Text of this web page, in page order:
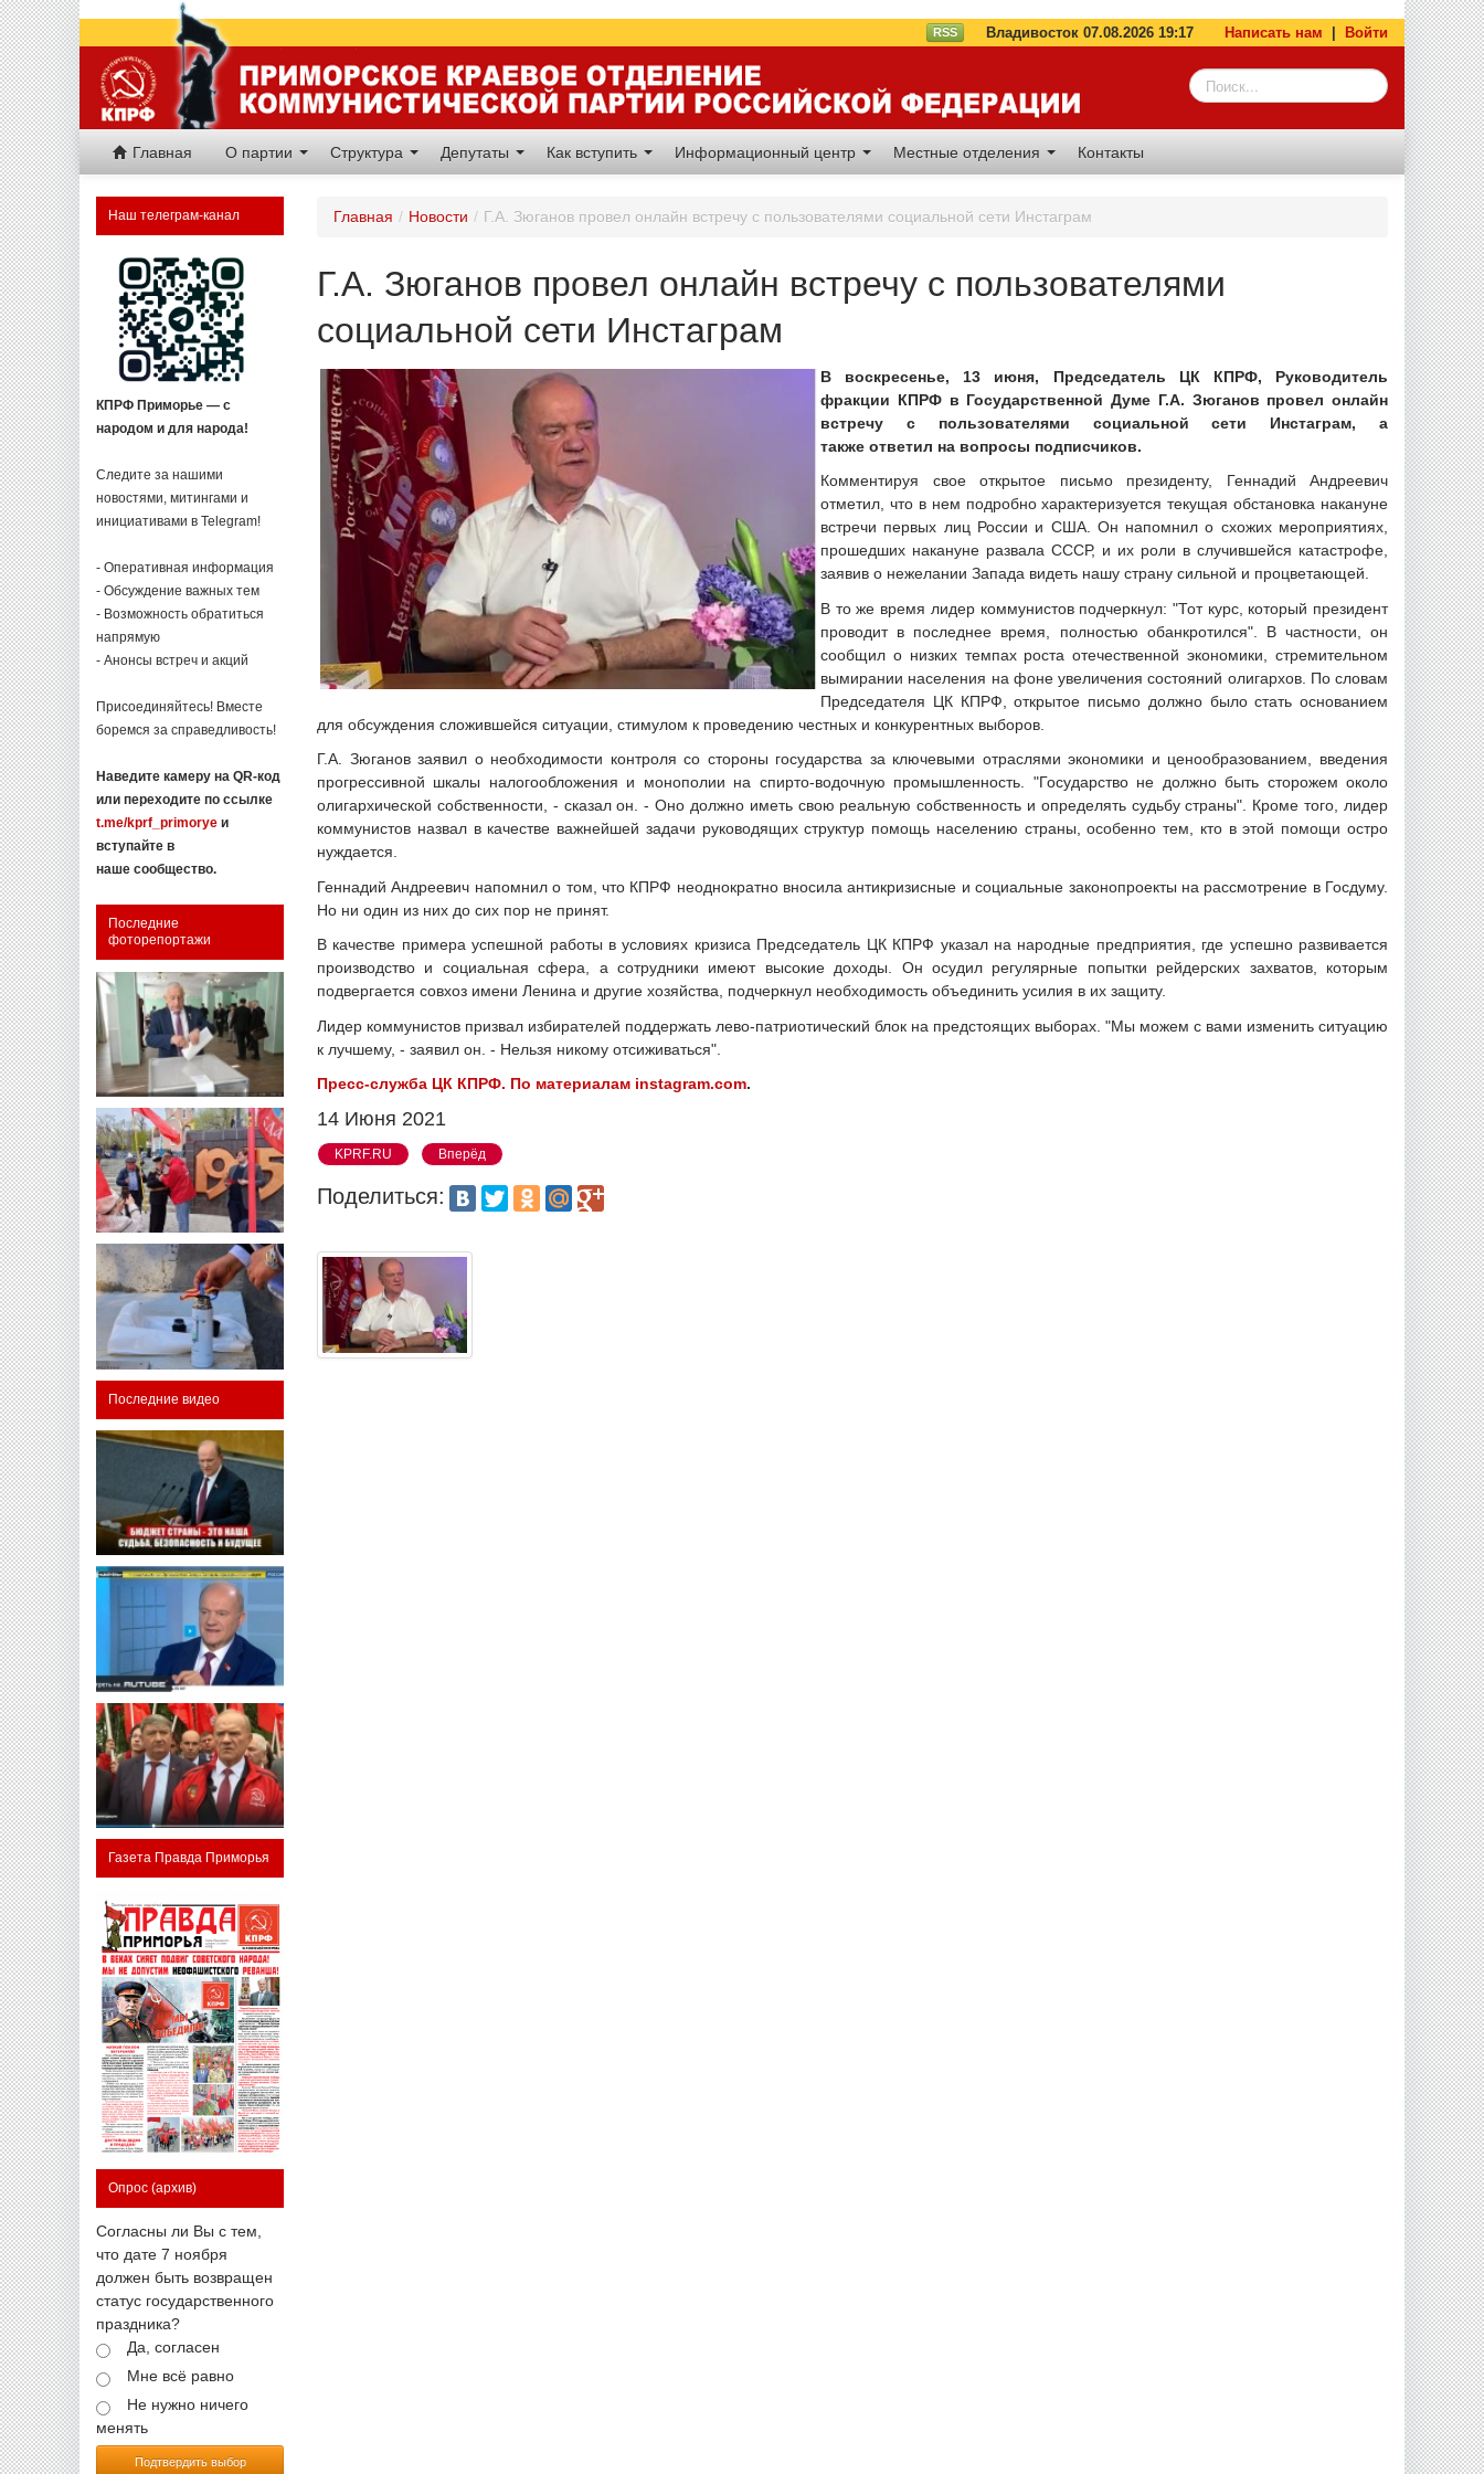
RSS Владивосток 07.08.2026 19:17 Написать нам Войти
Главная О партии Структура Депутаты Как вступить Информационный центр Местные отделения Контакты
Наш телеграм-канал
КПРФ Приморье — с
народом и для народа!
Следите за нашими
новостями, митингами и
инициативами в Telegram!
- Оперативная информация
- Обсуждение важных тем
- Возможность обратиться
напрямую
- Анонсы встреч и акций
Присоединяйтесь! Вместе
боремся за справедливость!
Наведите камеру на QR-код
или переходите по ссылке
t.me/kprf_primorye и
вступайте в
наше сообщество.
Последние
фоторепортажи
Последние видео
Газета Правда Приморья
Опрос (архив)
Согласны ли Вы с тем,
что дате 7 ноября
должен быть возвращен
статус государственного
праздника?
Да, согласен
Мне всё равно
Не нужно ничего
менять
Подтвердить выбор
Главная / Новости / Г.А. Зюганов провел онлайн встречу с пользователями социальной сети Инстаграм
Г.А. Зюганов провел онлайн встречу с пользователями
социальной сети Инстаграм
В воскресенье, 13 июня, Председатель ЦК КПРФ, Руководитель
фракции КПРФ в Государственной Думе Г.А. Зюганов провел онлайн
встречу с пользователями социальной сети Инстаграм, а
также ответил на вопросы подписчиков.
Комментируя свое открытое письмо президенту, Геннадий Андреевич
отметил, что в нем подробно характеризуется текущая обстановка накануне
встречи первых лиц России и США. Он напомнил о схожих мероприятиях,
прошедших накануне развала СССР, и их роли в случившейся катастрофе,
заявив о нежелании Запада видеть нашу страну сильной и процветающей.
В то же время лидер коммунистов подчеркнул: "Тот курс, который президент
проводит в последнее время, полностью обанкротился". В частности, он
сообщил о низких темпах роста отечественной экономики, стремительном
вымирании населения на фоне увеличения состояний олигархов. По словам
Председателя ЦК КПРФ, открытое письмо должно было стать основанием
для обсуждения сложившейся ситуации, стимулом к проведению честных и конкурентных выборов.
Г.А. Зюганов заявил о необходимости контроля со стороны государства за ключевыми отраслями экономики и ценообразованием, введения
прогрессивной шкалы налогообложения и монополии на спирто-водочную промышленность. "Государство не должно быть сторожем около
олигархической собственности, - сказал он. - Оно должно иметь свою реальную собственность и определять судьбу страны". Кроме того, лидер
коммунистов назвал в качестве важнейшей задачи руководящих структур помощь населению страны, особенно тем, кто в этой помощи остро
нуждается.
Геннадий Андреевич напомнил о том, что КПРФ неоднократно вносила антикризисные и социальные законопроекты на рассмотрение в Госдуму.
Но ни один из них до сих пор не принят.
В качестве примера успешной работы в условиях кризиса Председатель ЦК КПРФ указал на народные предприятия, где успешно развивается
производство и социальная сфера, а сотрудники имеют высокие доходы. Он осудил регулярные попытки рейдерских захватов, которым
подвергается совхоз имени Ленина и другие хозяйства, подчеркнул необходимость объединить усилия в их защиту.
Лидер коммунистов призвал избирателей поддержать лево-патриотический блок на предстоящих выборах. "Мы можем с вами изменить ситуацию
к лучшему, - заявил он. - Нельзя никому отсиживаться".
Пресс-служба ЦК КПРФ. По материалам instagram.com.
14 Июня 2021
KPRF.RU Вперёд
Поделиться: